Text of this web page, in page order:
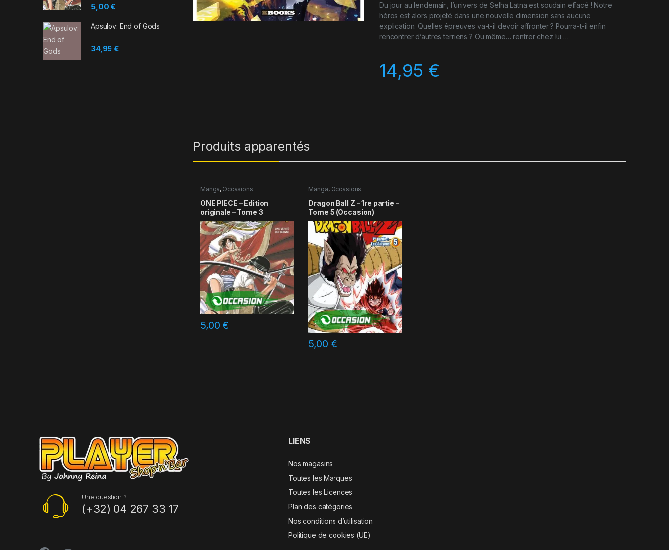
Du jour au lendemain, l’univers de Selha Latna est soudain effacé ! Notre
héros est alors projeté dans une nouvelle dimension sans aucune
explication. Quelles épreuves va-t-il devoir affronter ? Pourra-t-il enfin
rencontrer d’autres terriens ? Ou même… rentrer chez lui …
14,95 €
Produits apparentés
Manga, Occasions
ONE PIECE – Edition
originale – Tome 3
5,00€
Manga, Occasions
Dragon Ball Z – 1re partie –
Tome 5 (Occasion)
5,00 €
5,00€
Apsulov: End of Gods
34,99€
Une question ?
(+32) 04 267 33 17
LIENS
Nos magasins
Toutes les Marques
Toutes les Licences
Plan des catégories
Nos conditions d’utilisation
Politique de cookies (UE)